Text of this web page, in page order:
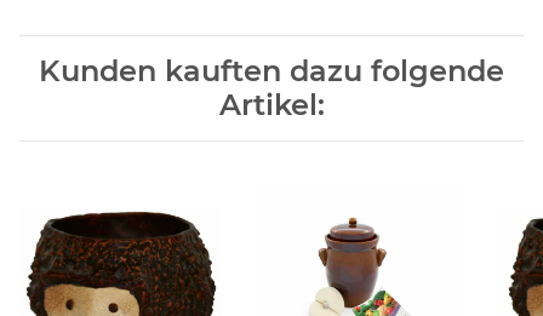
Kunden kauften dazu folgende
Artikel: